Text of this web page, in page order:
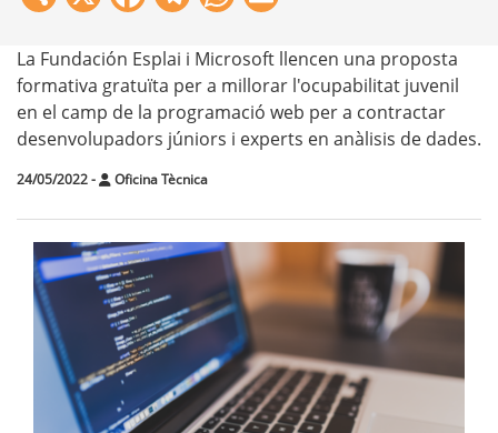
La Fundación Esplai i Microsoft llencen una proposta
formativa gratuïta per a millorar l'ocupabilitat juvenil
en el camp de la programació web per a contractar
desenvolupadors júniors i experts en anàlisis de dades.
24/05/2022- Oficina Tècnica